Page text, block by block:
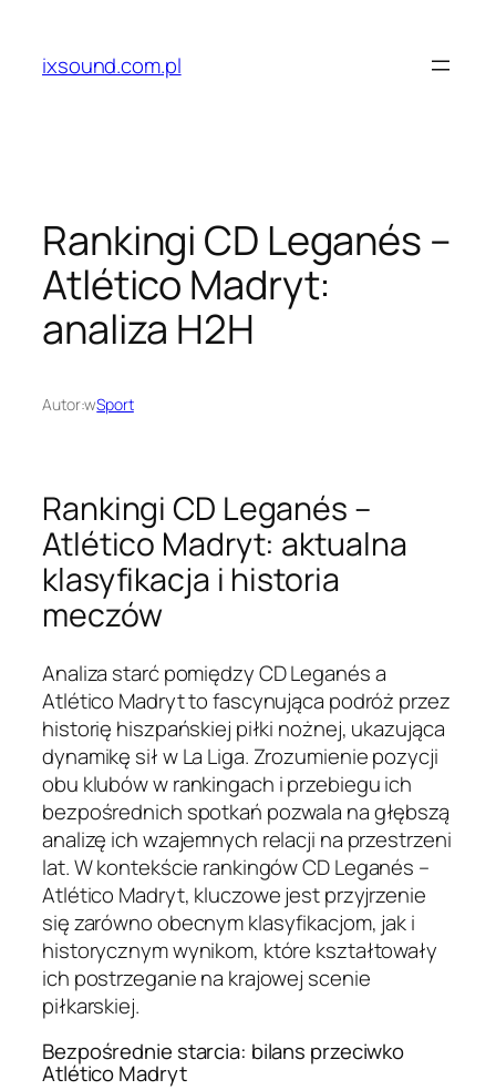
treściixsound.com.pl
Rankingi CD Leganés –
Atlético Madryt:
analiza H2H
Autor:wSport
Rankingi CD Leganés –
Atlético Madryt: aktualna
klasyfikacja i historia
meczów
Analiza starć pomiędzy CD Leganés a
Atlético Madryt to fascynująca podróż przez
historię hiszpańskiej piłki nożnej, ukazująca
dynamikę sił w La Liga. Zrozumienie pozycji
obu klubów w rankingach i przebiegu ich
bezpośrednich spotkań pozwala na głębszą
analizę ich wzajemnych relacji na przestrzeni
lat. W kontekście rankingów CD Leganés –
Atlético Madryt, kluczowe jest przyjrzenie
się zarówno obecnym klasyfikacjom, jak i
historycznym wynikom, które kształtowały
ich postrzeganie na krajowej scenie
piłkarskiej.
Bezpośrednie starcia: bilans przeciwko
Atlético Madryt